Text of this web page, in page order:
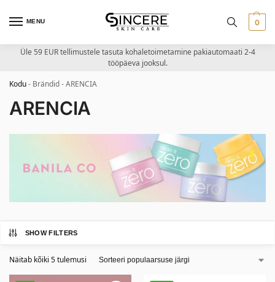
MENU 0
Üle 59 EUR tellimustele tasuta kohaletoimetamine pakiautomaati 2-4
tööpäeva jooksul.
Kodu- Brändid-ARENCIA
ARENCIA
SHOW FILTERS
Näitab kõiki 5 tulemusi